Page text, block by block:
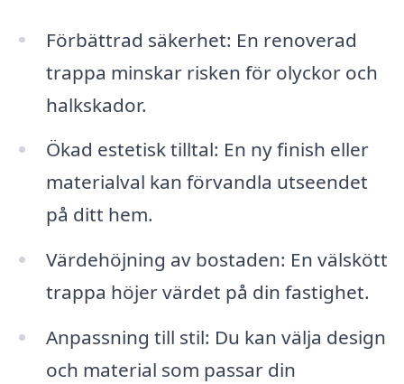
Förbättrad säkerhet: En renoverad
trappa minskar risken för olyckor och
halkskador.
Ökad estetisk tilltal: En ny finish eller
materialval kan förvandla utseendet
på ditt hem.
Värdehöjning av bostaden: En välskött
trappa höjer värdet på din fastighet.
Anpassning till stil: Du kan välja design
och material som passar din